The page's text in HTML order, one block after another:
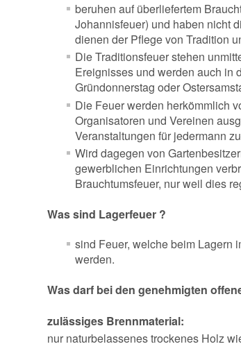
beruhen auf überliefertem
Johannisfeuer) und haben nicht
dienen der Pflege von Tradition
Die Traditionsfeuer stehen
Ereignisses und werden auch in
Gründonnerstag oder
Die Feuer werden herkömmlich
Organisatoren und Vereinen
Veranstaltungen für jedermann
Wird dagegen von
gewerblichen Einrichtungen
Brauchtumsfeuer, nur weil dies
Was sind Lagerfeuer ?
sind Feuer, welche beim Lagern
werden.
Was darf bei den genehmigten
zulässiges Brennmaterial:
nur naturbelassenes trockenes Holz